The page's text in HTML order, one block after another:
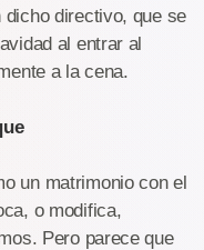
dicho directivo, que se
al entrar al
a la cena.
un matrimonio con el
o modifica,
Pero parece que